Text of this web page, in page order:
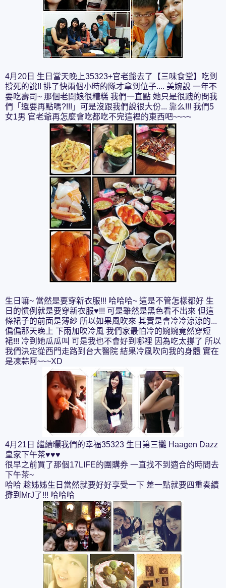
4月20日 生日當天晚上35323+官老爺去了【三味食堂】吃到
撐死的說!! 排了快兩個小時的隊才拿到位子.... 美婉說 一年不
要吃壽司~ 那個老闆娘很糟糕 我們一直點 她只是很跩的問我
們「還要再點嗎?!!!」可是沒跟我們說很大份... 靠么!!! 我們5
女1男 官老爺再怎麼會吃都吃不完這裡的東西吧~~~~
生日嘛~ 當然是要穿新衣服!!! 哈哈哈~ 這是不管怎樣都好 生
日的慣例就是要穿新衣服♥!!! 可是雖然是黑色看不出來 但這
條裙子的前面是薄紗 所以如果風吹來 其實是會冷冷涼涼的...
偏偏那天晚上 下雨加吹冷風 我們家最怕冷的婉婉竟然穿短
裙!!! 冷到她瓜瓜叫 可是我也不會好到哪裡 因為吃太撐了 所以
我們決定從西門走路到台大醫院 結果冷風吹向我的身體 實在
是凍蒜阿~~~XD
4月21日 繼續曬我們的幸福35323 生日第三攤 Haagen Dazz
皇家下午茶♥♥♥
很早之前買了那個17LIFE的團購券 一直找不到適合的時間去
下午茶~
哈哈 趁姊姊生日當然就要好好享受一下 差一點就要四重奏續
攤到MrJ了!!! 哈哈哈